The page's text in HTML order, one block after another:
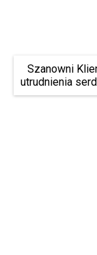
Szanowni
utrudnienia